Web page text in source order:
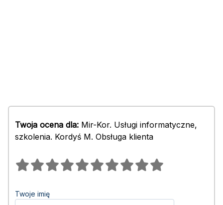
Twoja ocena dla: Mir-Kor. Usługi informatyczne,
szkolenia. Kordyś M. Obsługa klienta
Twoje imię